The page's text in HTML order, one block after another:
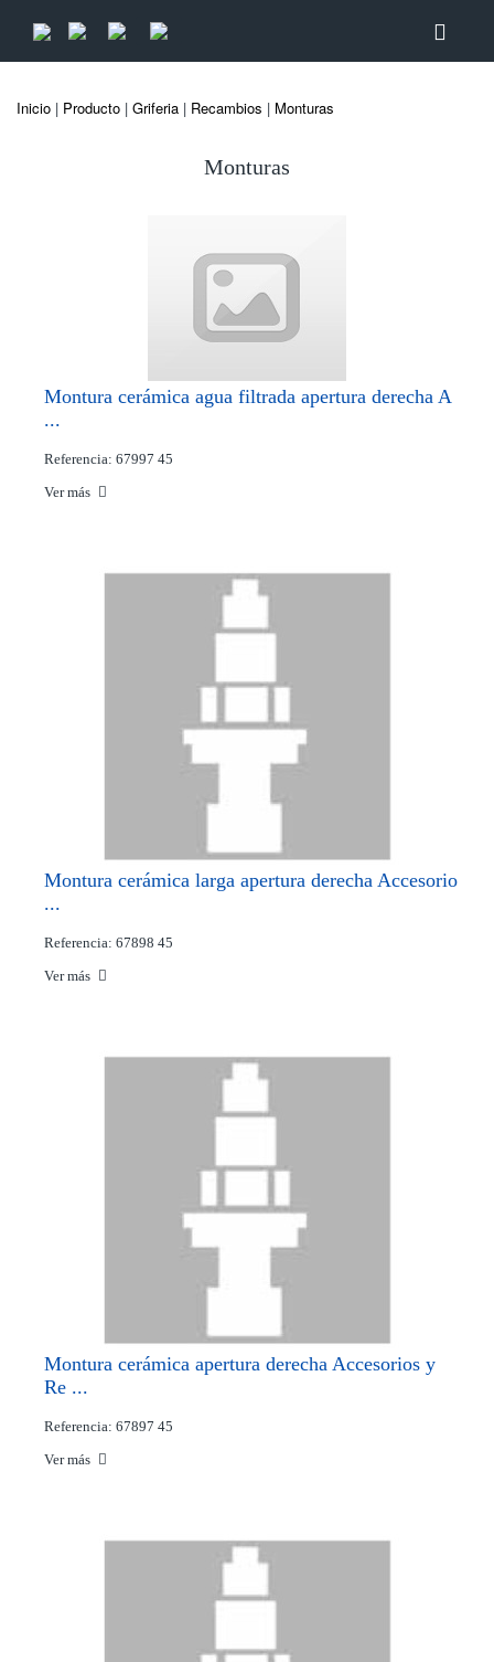
Inicio | Producto | Griferia | Recambios | Monturas
Monturas
Montura cerámica agua filtrada apertura derecha A
...
Referencia: 67997 45
Ver más
Montura cerámica larga apertura derecha Accesorio
...
Referencia: 67898 45
Ver más
Montura cerámica apertura derecha Accesorios y
Re ...
Referencia: 67897 45
Ver más